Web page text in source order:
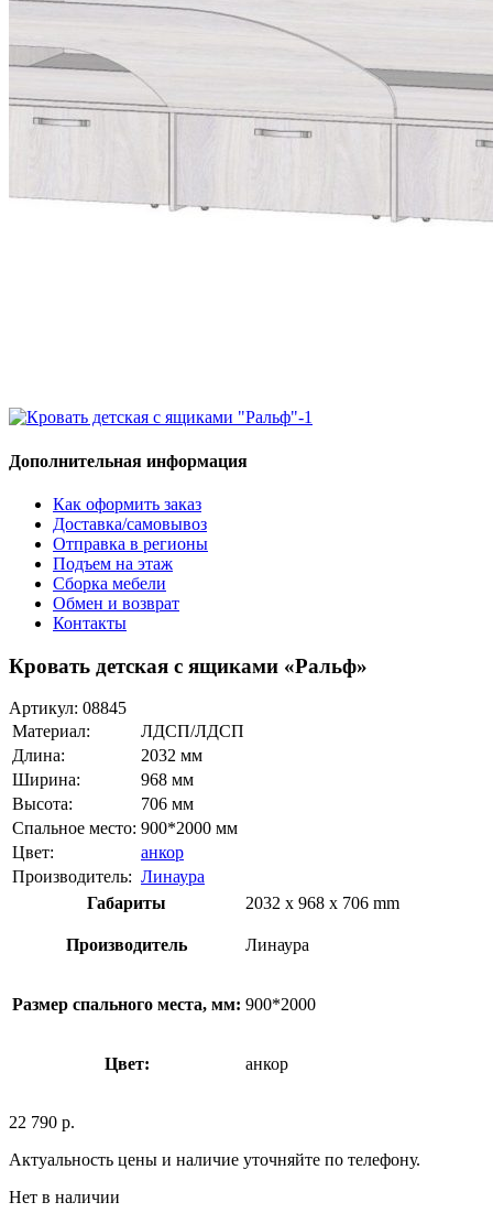
Дополнительная информация
Как оформить заказ
Доставка/самовывоз
Отправка в регионы
Подъем на этаж
Сборка мебели
Обмен и возврат
Контакты
Кровать детская с ящиками «Ральф»
Артикул: 08845
Материал:
ЛДСП/ЛДСП
Длина:
2032 мм
Ширина:
968 мм
Высота:
706 мм
Спальное место: 900*2000 мм
Цвет:
анкор
Производитель: Линаура
Габариты
2032 x 968 x 706 mm
Производитель Линаура
Размер спального места, мм: 900*2000
Цвет: анкор
22 790 р.
Актуальность цены и наличие уточняйте по телефону.
Нет в наличии